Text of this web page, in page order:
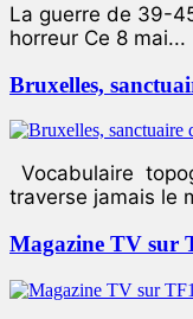
La guerre de 39-
horreur Ce 8 mai...
Bruxelles,
Vocabulaire
traverse jamais le
Magazine TV sur